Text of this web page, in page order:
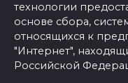
технологии
основе сбора,
относящихся к
"Интернет",
Российской